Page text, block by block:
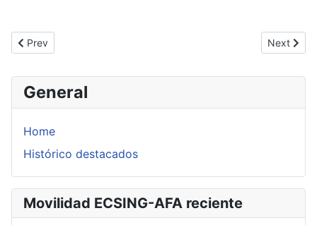
General
Home
Histórico destacados
Movilidad ECSING-AFA reciente
Previous article: Computational Approach for the Firm’s Cost
Prev Next
Next